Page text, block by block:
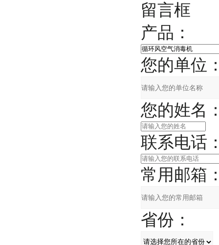
留言框
产品：
您的单位
您的姓名
联系电话
常用邮箱
省份：